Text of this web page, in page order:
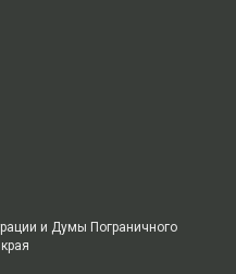
и Думы Пограничного